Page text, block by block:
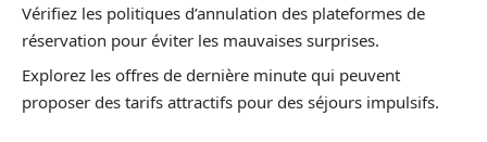
Vérifiez les politiques d’annulation des plateformes de
réservation pour éviter les mauvaises surprises.
Explorez les offres de dernière minute qui peuvent
proposer des tarifs attractifs pour des séjours impulsifs.